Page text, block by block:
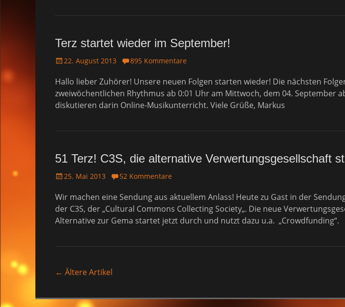
o
Terz startet wieder im September!
P
s
t
e
n
22. August 2013 895 Kommentare
Hallo lieber Zuhörer! Unsere neuen Folgen starten wieder! Die nächsten
zweiwöchentlichen Rhythmus ab 0:01 Uhr am Mittwoch, dem 04. September
diskutieren darin Online-Musikunterricht. Viele Grüße, Markus
51 Terz! C3S, die alternative Verwertungsgesellschaft
P
s
t
e
n
25. Mai 2013 52 Kommentare
Wir machen eine Sendung aus aktuellem Anlass! Heute zu Gast in der
der C3S, der „Cultural Commons Collecting Society„. Die neue
Alternative zur Gema startet jetzt durch und nutzt dazu u.a. „Crowdfunding“.
Artikel-
← Ältere Artikel